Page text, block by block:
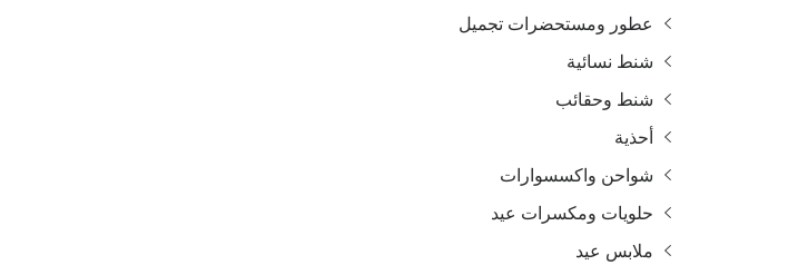
عطور ومستحضرات تجميل
شنط نسائية
شنط وحقائب
أحذية
شواحن واكسسوارات
حلويات ومكسرات عيد
ملابس عيد